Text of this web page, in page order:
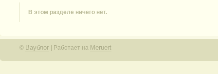
В этом разделе ничего нет.
© Ваублог | Работает на Meruert